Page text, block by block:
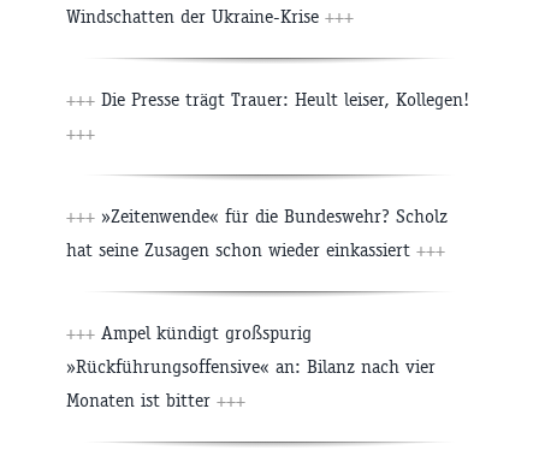
Windschatten der Ukraine-Krise +++
+++ Die Presse trägt Trauer: Heult leiser, Kollegen!
+++
+++ »Zeitenwende« für die Bundeswehr? Scholz
hat seine Zusagen schon wieder einkassiert +++
+++ Ampel kündigt großspurig
»Rückführungsoffensive« an: Bilanz nach vier
Monaten ist bitter +++